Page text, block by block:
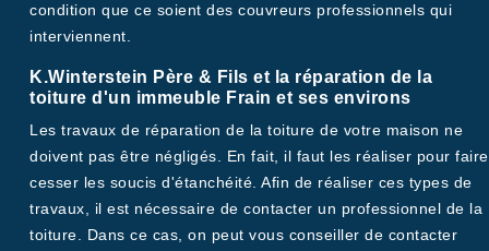
condition que ce soient des couvreurs professionnels qui
interviennent.
K.Winterstein Père & Fils et la réparation de la
toiture d'un immeuble Frain et ses environs
Les travaux de réparation de la toiture de votre maison ne
doivent pas être négligés. En fait, il faut les réaliser pour faire
cesser les soucis d'étanchéité. Afin de réaliser ces types de
travaux, il est nécessaire de contacter un professionnel de la
toiture. Dans ce cas, on peut vous conseiller de contacter